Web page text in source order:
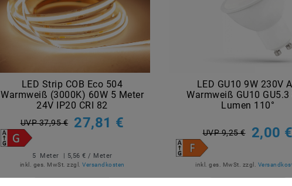
LED Strip COB Eco 504
Warmweiß (3000K) 60W 5 Meter
24V IP20 CRI 82
UVP 37,95 € 27,81 €
5 Meter | 5,56 € / Meter
inkl. ges. MwSt. zzgl.Versandkosten
LED GU10 9W 230V
Warmweiß GU10 GU5.3
Lumen 110°
UVP 9,25 € 2,00 €
inkl. ges. MwSt. zzgl.